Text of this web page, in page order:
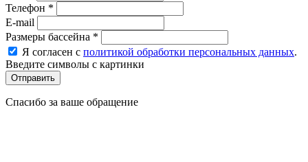
Телефон *
E-mail
Размеры бассейна *
Я согласен с политикой обработки персональных данных.
Введите символы с картинки
Спасибо за ваше обращение